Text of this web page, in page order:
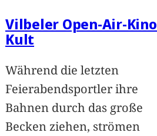
Vilbeler Open-Air-
Kult
Während die letzten
Feierabendsportler ihre
Bahnen durch das große
Becken ziehen, strömen